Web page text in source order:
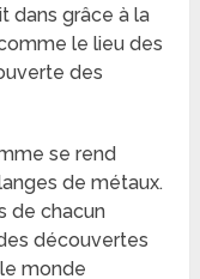
dans grâce à la
le lieu des
des
se rend
de métaux.
de chacun
découvertes
monde